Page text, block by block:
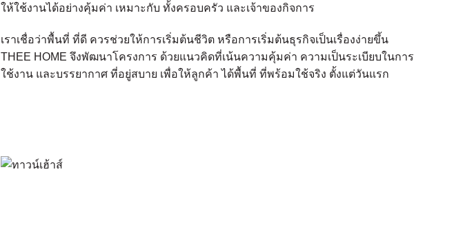
ให้ใช้งานได้อย่างคุ้มค่า เหมาะกับ ทั้งครอบครัว และเจ้าของกิจการ
เราเชื่อว่าพื้นที่ ที่ดี ควรช่วยให้การเริ่มต้นชีวิต หรือการเริ่มต้นธุรกิจเป็นเรื่องง่ายขึ้น
THEE HOME จึงพัฒนาโครงการ ด้วยแนวคิดที่เน้นความคุ้มค่า ความเป็นระเบียบในการ
ใช้งาน และบรรยากาศ ที่อยู่สบาย เพื่อให้ลูกค้า ได้พื้นที่ ที่พร้อมใช้จริง ตั้งแต่วันแรก